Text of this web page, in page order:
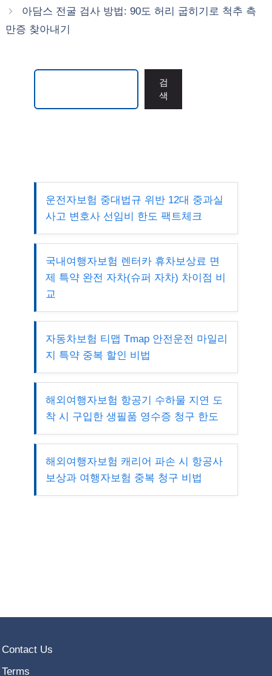
아담스 전굴 검사 방법: 90도 허리 굽히기로 척추 측
만증 찾아내기
검
색
운전자보험 중대법규 위반 12대 중과실
사고 변호사 선임비 한도 팩트체크
국내여행자보험 렌터카 휴차보상료 면
제 특약 완전 자차(슈퍼 자차) 차이점 비
교
자동차보험 티맵 Tmap 안전운전 마일리
지 특약 중복 할인 비법
해외여행자보험 항공기 수하물 지연 도
착 시 구입한 생필품 영수증 청구 한도
해외여행자보험 캐리어 파손 시 항공사
보상과 여행자보험 중복 청구 비법
Contact Us
Terms